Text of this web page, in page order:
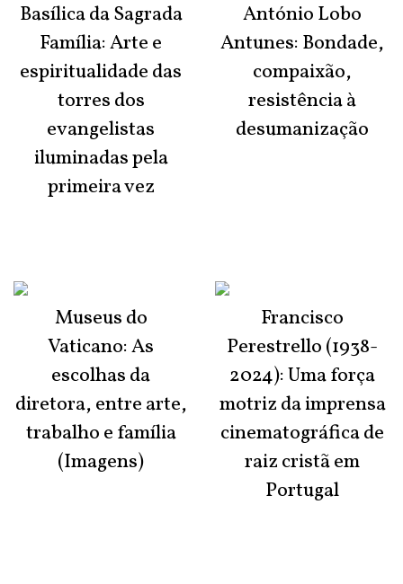
Basílica da Sagrada
Família: Arte e
espiritualidade das
torres dos
evangelistas
iluminadas pela
primeira vez
Museus do
Vaticano: As
escolhas da
diretora, entre arte,
trabalho e família
(Imagens)
António Lobo
Antunes: Bondade,
compaixão,
resistência à
desumanização
Francisco
Perestrello (1938-
2024): Uma força
motriz da imprensa
cinematográfica de
raiz cristã em
Portugal